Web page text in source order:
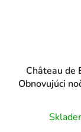
Château de
Obnovujúci